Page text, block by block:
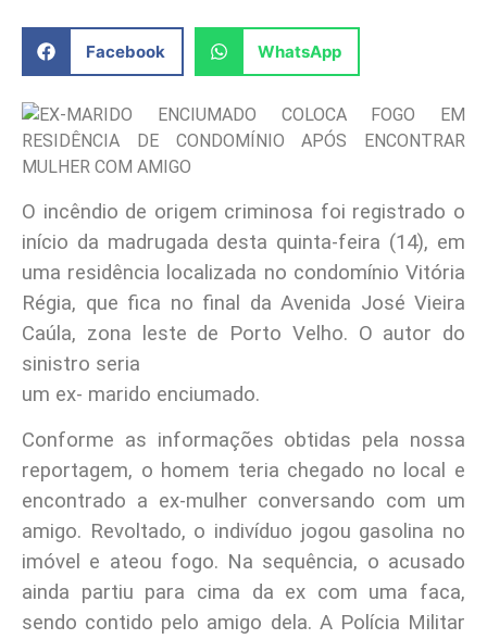
Facebook WhatsApp
O incêndio de origem criminosa foi registrado o
início da madrugada desta quinta-feira (14), em
uma residência localizada no condomínio Vitória
Régia, que fica no final da Avenida José Vieira
Caúla, zona leste de Porto Velho. O autor do
sinistro seria
um ex- marido enciumado.
Conforme as informações obtidas pela nossa
reportagem, o homem teria chegado no local e
encontrado a ex-mulher conversando com um
amigo. Revoltado, o indivíduo jogou gasolina no
imóvel e ateou fogo. Na sequência, o acusado
ainda partiu para cima da ex com uma faca,
sendo contido pelo amigo dela. A Polícia Militar